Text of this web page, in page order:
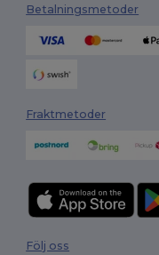
Betalningsmetoder
Fraktmetoder
Följ oss